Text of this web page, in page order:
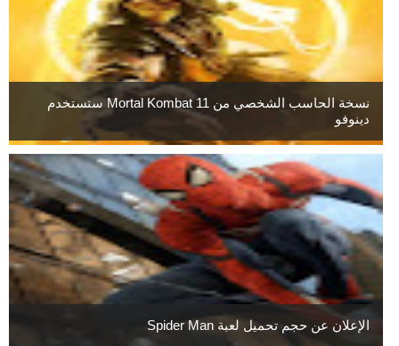
نسخة الحاسب الشخصي من Mortal Kombat 11 ستستخدم
دينوفو
الإعلان عن حجم تحميل لعبة Spider Man